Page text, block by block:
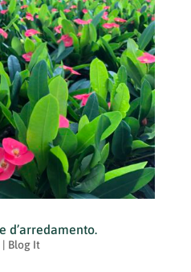
d’arredamento.
| Blog It